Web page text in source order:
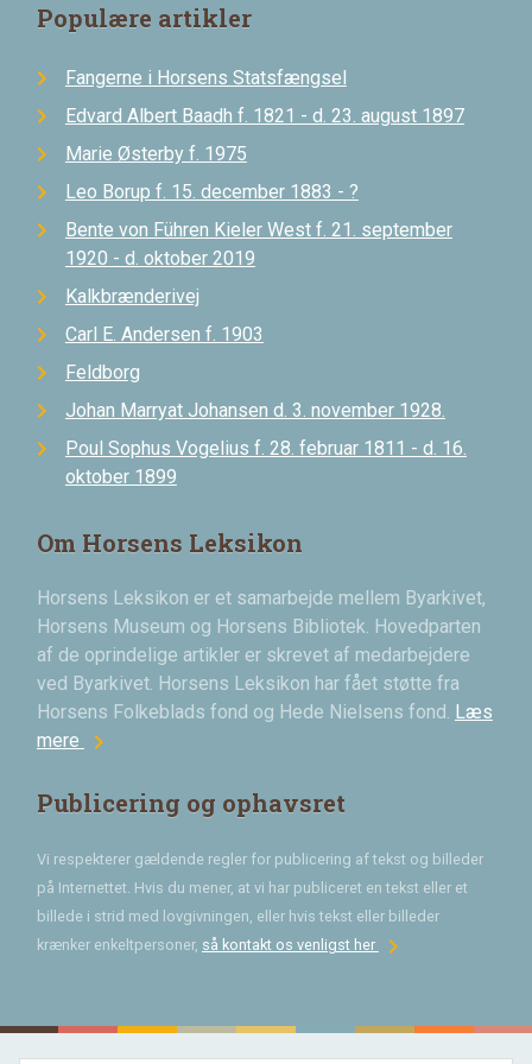
Populære artikler
Fangerne i Horsens Statsfængsel
Edvard Albert Baadh f. 1821 - d. 23. august 1897
Marie Østerby f. 1975
Leo Borup f. 15. december 1883 - ?
Bente von Führen Kieler West f. 21. september
1920 - d. oktober 2019
Kalkbrænderivej
Carl E. Andersen f. 1903
Feldborg
Johan Marryat Johansen d. 3. november 1928.
Poul Sophus Vogelius f. 28. februar 1811 - d. 16.
oktober 1899
Om Horsens Leksikon
Horsens Leksikon er et samarbejde mellem Byarkivet,
Horsens Museum og Horsens Bibliotek. Hovedparten
af de oprindelige artikler er skrevet af medarbejdere
ved Byarkivet. Horsens Leksikon har fået støtte fra
Horsens Folkeblads fond og Hede Nielsens fond. Læs
mere chevron_right
Publicering og ophavsret
Vi respekterer gældende regler for publicering af tekst og billeder
på Internettet. Hvis du mener, at vi har publiceret en tekst eller et
billede i strid med lovgivningen, eller hvis tekst eller billeder
krænker enkeltpersoner, så kontakt os venligst herchevron_right